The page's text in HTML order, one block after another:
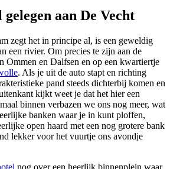
aan De Vecht
zegt het in principe al, is een geweldig
een rivier. Om precies te zijn aan de
Ommen en Dalfsen en op een kwartiertje
. Als je uit de auto stapt en richting
pand steeds dichterbij komen en
kijkt weet je dat het hier een
binnen verbazen we ons nog meer, wat
banken waar je in kunt ploffen,
open haard met een nog grotere bank
lekker voor het vuurtje ons avondje